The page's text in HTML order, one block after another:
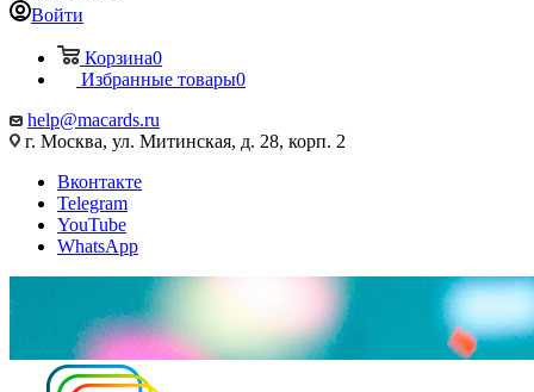
Войти
Корзина0
Избранные товары0
help@macards.ru
г. Москва, ул. Митинская, д. 28, корп. 2
Вконтакте
Telegram
YouTube
WhatsApp